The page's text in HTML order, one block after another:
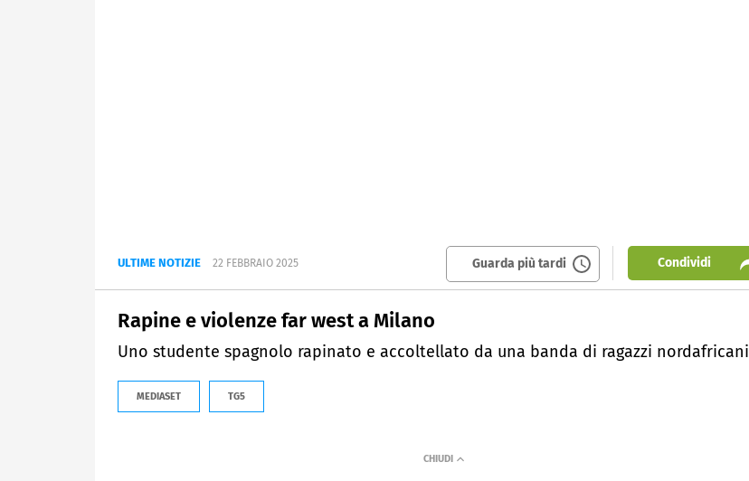
ULTIME NOTIZIE 22 FEBBRAIO 2025 Guarda più tardi Condividi
Rapine e violenze far west a Milano
Uno studente spagnolo rapinato e accoltellato da una banda di ragazzi nordafricani
MEDIASET TG5